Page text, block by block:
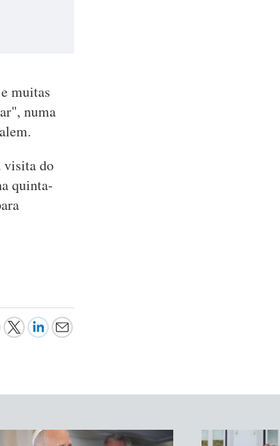
muitas
numa
visita do
quinta-